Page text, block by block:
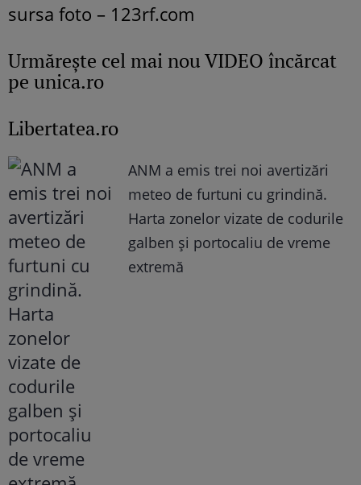
sursa foto – 123rf.com
Urmăreşte cel mai nou VIDEO încărcat
pe unica.ro
Libertatea.ro
ANM a emis trei noi avertizări
meteo de furtuni cu grindină.
Harta zonelor vizate de codurile
galben și portocaliu de vreme
extremă